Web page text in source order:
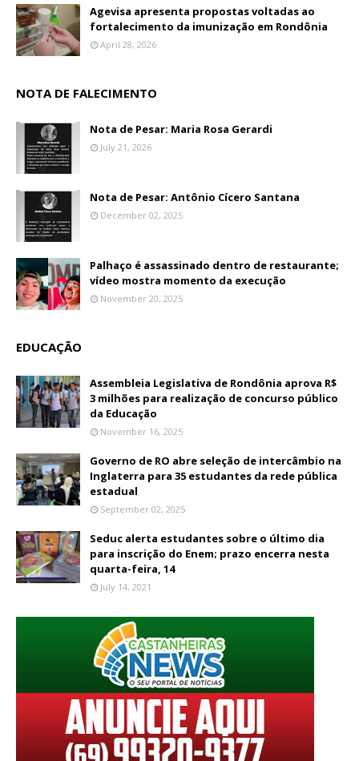
Agevisa apresenta propostas voltadas ao
fortalecimento da imunização em Rondônia
April 28, 2026
NOTA DE FALECIMENTO
Nota de Pesar: Maria Rosa Gerardi
July 21, 2026
Nota de Pesar: Antônio Cícero Santana
December 02, 2025
Palhaço é assassinado dentro de restaurante;
vídeo mostra momento da execução
November 20, 2025
EDUCAÇÃO
Assembleia Legislativa de Rondônia aprova R$
3 milhões para realização de concurso público
da Educação
November 16, 2025
Governo de RO abre seleção de intercâmbio na
Inglaterra para 35 estudantes da rede pública
estadual
September 02, 2025
Seduc alerta estudantes sobre o último dia
para inscrição do Enem; prazo encerra nesta
quarta-feira, 14
July 14, 2021